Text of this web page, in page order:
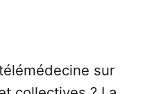
sur